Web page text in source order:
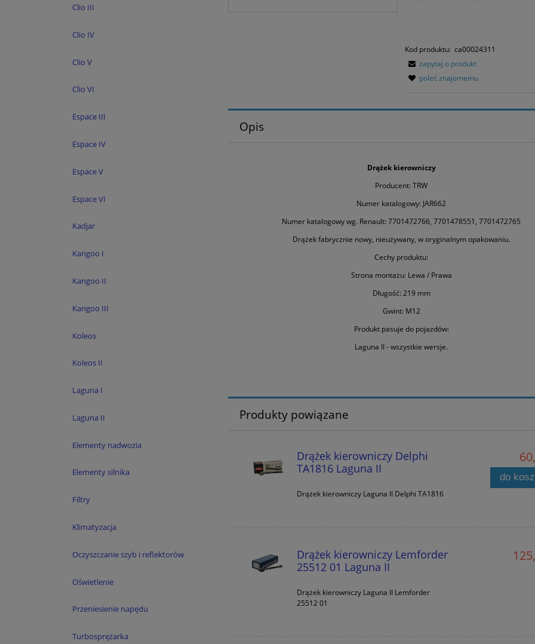
Clio III
Clio IV
Clio V
Clio VI
Espace III
Espace IV
Espace V
Espace VI
Kadjar
Kangoo I
Kangoo II
Kangoo III
Koleos
Koleos II
Laguna I
Laguna II
Elementy nadwozia
Elementy silnika
Filtry
Klimatyzacja
Oczyszczanie szyb i reflektorów
Oświetlenie
Przeniesienie napędu
Turbosprężarka
Kod produktu: ca00024311
zapytaj o produkt
poleć znajomemu
Opis
Drążek kierowniczy
Producent: TRW
Numer katalogowy: JAR662
Numer katalogowy wg. Renault: 7701472766, 7701478551, 7701472765
Drążek fabrycznie nowy, nieużywany, w oryginalnym opakowaniu.
Cechy produktu:
Strona montażu: Lewa / Prawa
Długość: 219 mm
Gwint: M12
Produkt pasuje do pojazdów:
Laguna II - wszystkie wersje.
Produkty powiązane
Drążek kierowniczy Delphi
TA1816 Laguna II
Drążek kierowniczy Laguna II Delphi TA1816
do
Drążek kierowniczy Lemforder
25512 01 Laguna II
Drążek kierowniczy Laguna II Lemforder
25512 01